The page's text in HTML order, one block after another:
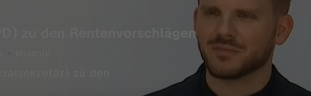
zu den Rentenvorschlägen